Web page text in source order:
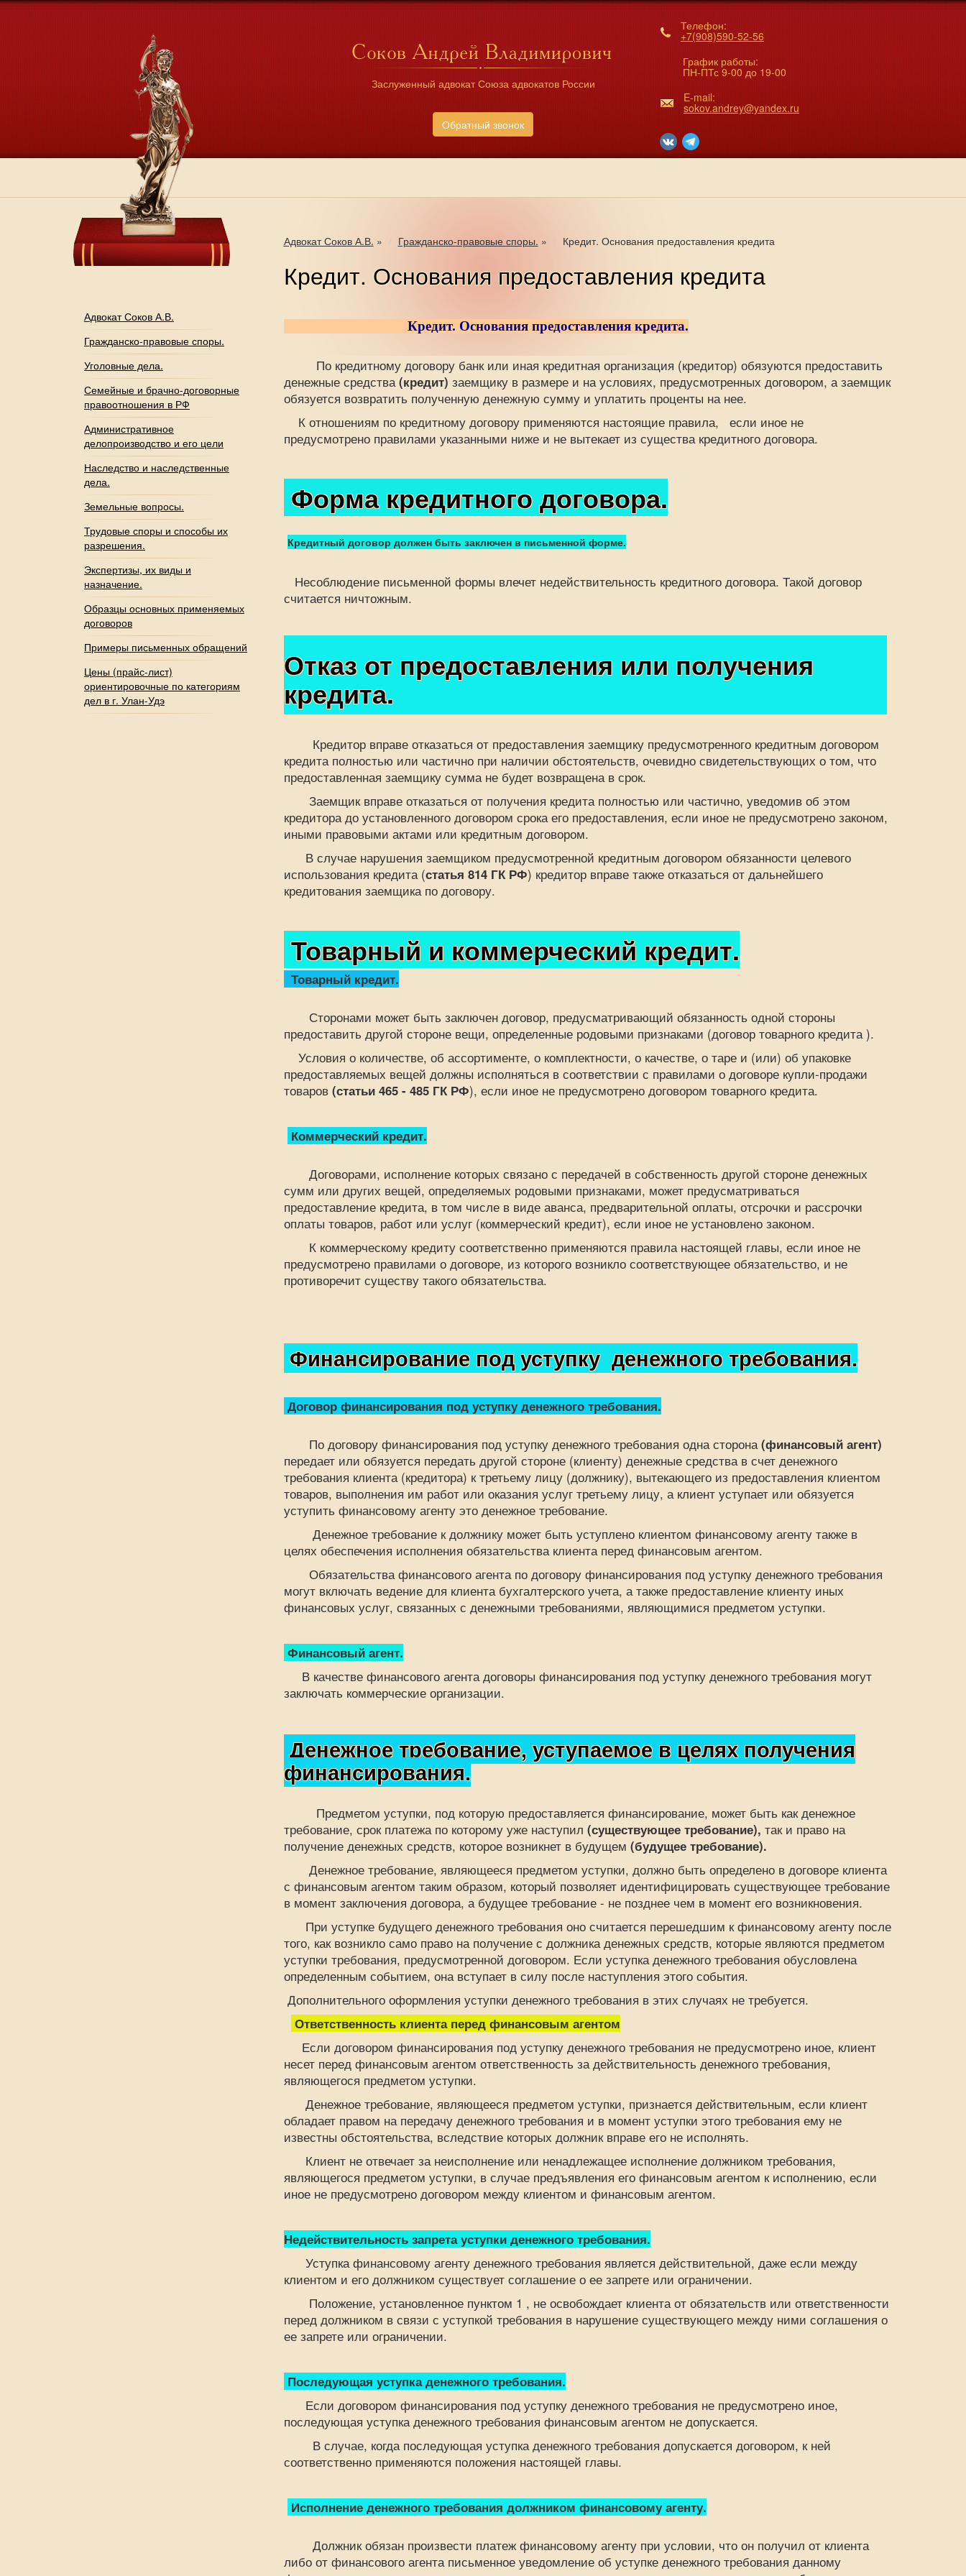
Заслуженный адвокат Союза адвокатов России
Обратный звонок
Телефон:
+7(908)590-52-56
График работы:
ПН-ПТс 9-00 до 19-00
E-mail:
sokov.andrey@yandex.ru
Адвокат Соков А.В.
Гражданско-правовые споры.
Уголовные дела.
Семейные и брачно-договорные
правоотношения в РФ
Административное
делопроизводство и его цели
Наследство и наследственные
дела.
Земельные вопросы.
Трудовые споры и способы их
разрешения.
Экспертизы, их виды и
назначение.
Образцы основных применяемых
договоров
Примеры письменных обращений
Цены (прайс-лист)
ориентировочные по категориям
дел в г. Улан-Удэ
Адвокат Соков А.В. » Гражданско-правовые споры. » Кредит. Основания предоставления кредита
Кредит. Основания предоставления кредита
Кредит. Основания предоставления кредита.
По кредитному договору банк или иная кредитная организация (кредитор) обязуются предоставить
денежные средства(кредит) заемщику в размере и на условиях, предусмотренных договором, а заемщик
обязуется возвратить полученную денежную сумму и уплатить проценты на нее.
К отношениям по кредитному договору применяются настоящие правила, если иное не
предусмотрено правилами указанными ниже и не вытекает из существа кредитного договора.
Форма кредитного договора.
Кредитный договор должен быть заключен в письменной форме.
Несоблюдение письменной формы влечет недействительность кредитного договора. Такой договор
считается ничтожным.
Отказ от предоставления или получения
кредита.
Кредитор вправе отказаться от предоставления заемщику предусмотренного кредитным договором
кредита полностью или частично при наличии обстоятельств, очевидно свидетельствующих о том, что
предоставленная заемщику сумма не будет возвращена в срок.
Заемщик вправе отказаться от получения кредита полностью или частично, уведомив об этом
кредитора до установленного договором срока его предоставления, если иное не предусмотрено законом,
иными правовыми актами или кредитным договором.
В случае нарушения заемщиком предусмотренной кредитным договором обязанности целевого
использования кредита (статья 814 ГК РФ) кредитор вправе также отказаться от дальнейшего
кредитования заемщика по договору.
Товарный и коммерческий кредит.
Товарный кредит.
Сторонами может быть заключен договор, предусматривающий обязанность одной стороны
предоставить другой стороне вещи, определенные родовыми признаками (договор товарного кредита ).
Условия о количестве, об ассортименте, о комплектности, о качестве, о таре и (или) об упаковке
предоставляемых вещей должны исполняться в соответствии с правилами о договоре купли-продажи
товаров (статьи 465 - 485 ГК РФ), если иное не предусмотрено договором товарного кредита.
Коммерческий кредит.
Договорами, исполнение которых связано с передачей в собственность другой стороне денежных
сумм или других вещей, определяемых родовыми признаками, может предусматриваться
предоставление кредита, в том числе в виде аванса, предварительной оплаты, отсрочки и рассрочки
оплаты товаров, работ или услуг (коммерческий кредит), если иное не установлено законом.
К коммерческому кредиту соответственно применяются правила настоящей главы, если иное не
предусмотрено правилами о договоре, из которого возникло соответствующее обязательство, и не
противоречит существу такого обязательства.
Финансирование под уступку денежного требования.
Договор финансирования под уступку денежного требования.
По договору финансирования под уступку денежного требования одна сторона(финансовый агент)
передает или обязуется передать другой стороне (клиенту) денежные средства в счет денежного
требования клиента (кредитора) к третьему лицу (должнику), вытекающего из предоставления клиентом
товаров, выполнения им работ или оказания услуг третьему лицу, а клиент уступает или обязуется
уступить финансовому агенту это денежное требование.
Денежное требование к должнику может быть уступлено клиентом финансовому агенту также в
целях обеспечения исполнения обязательства клиента перед финансовым агентом.
Обязательства финансового агента по договору финансирования под уступку денежного требования
могут включать ведение для клиента бухгалтерского учета, а также предоставление клиенту иных
финансовых услуг, связанных с денежными требованиями, являющимися предметом уступки.
Финансовый агент.
В качестве финансового агента договоры финансирования под уступку денежного требования могут
заключать коммерческие организации.
Денежное требование, уступаемое в целях получения
финансирования.
Предметом уступки, под которую предоставляется финансирование, может быть как денежное
требование, срок платежа по которому уже наступил (существующее требование), так и право на
получение денежных средств, которое возникнет в будущем (будущее требование).
Денежное требование, являющееся предметом уступки, должно быть определено в договоре клиента
с финансовым агентом таким образом, который позволяет идентифицировать существующее требование
в момент заключения договора, а будущее требование - не позднее чем в момент его возникновения.
При уступке будущего денежного требования оно считается перешедшим к финансовому агенту после
того, как возникло само право на получение с должника денежных средств, которые являются предметом
уступки требования, предусмотренной договором. Если уступка денежного требования обусловлена
определенным событием, она вступает в силу после наступления этого события.
Дополнительного оформления уступки денежного требования в этих случаях не требуется.
Ответственность клиента перед финансовым агентом
Если договором финансирования под уступку денежного требования не предусмотрено иное, клиент
несет перед финансовым агентом ответственность за действительность денежного требования,
являющегося предметом уступки.
Денежное требование, являющееся предметом уступки, признается действительным, если клиент
обладает правом на передачу денежного требования и в момент уступки этого требования ему не
известны обстоятельства, вследствие которых должник вправе его не исполнять.
Клиент не отвечает за неисполнение или ненадлежащее исполнение должником требования,
являющегося предметом уступки, в случае предъявления его финансовым агентом к исполнению, если
иное не предусмотрено договором между клиентом и финансовым агентом.
Недействительность запрета уступки денежного требования.
Уступка финансовому агенту денежного требования является действительной, даже если между
клиентом и его должником существует соглашение о ее запрете или ограничении.
Положение, установленное пунктом 1 , не освобождает клиента от обязательств или ответственности
перед должником в связи с уступкой требования в нарушение существующего между ними соглашения о
ее запрете или ограничении.
Последующая уступка денежного требования.
Если договором финансирования под уступку денежного требования не предусмотрено иное,
последующая уступка денежного требования финансовым агентом не допускается.
В случае, когда последующая уступка денежного требования допускается договором, к ней
соответственно применяются положения настоящей главы.
Исполнение денежного требования должником финансовому агенту.
Должник обязан произвести платеж финансовому агенту при условии, что он получил от клиента
либо от финансового агента письменное уведомление об уступке денежного требования данному